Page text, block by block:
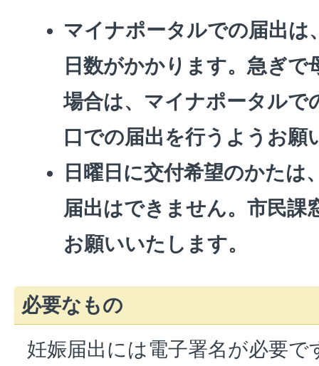
マイナポータルでの届出は
日数がかかります。急ぎで
場合は、マイナポータルで
口での届出を行うようお願
日曜日に交付希望のかたは
届出はできません。市民課
お願いいたします。
必要なもの
妊娠届出には電子署名が必要で